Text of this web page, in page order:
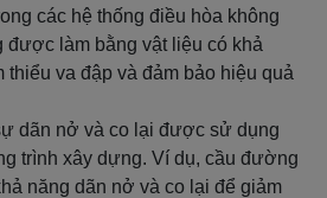
các hệ thống điều hòa không
được làm bằng vật liệu có khả
thiểu va đập và đảm bảo hiệu quả
dãn nở và co lại được sử dụng
trình xây dựng. Ví dụ, cầu đường
năng dãn nở và co lại để giảm